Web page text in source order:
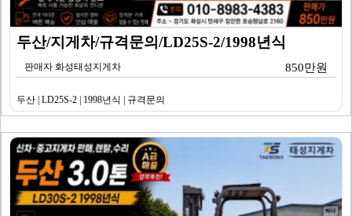
두산/지게차/규격문의/LD25S-2/1998년식
판매자 화성태성지게차 850만원
두산 | LD25S-2 | 1998년식 | 규격문의